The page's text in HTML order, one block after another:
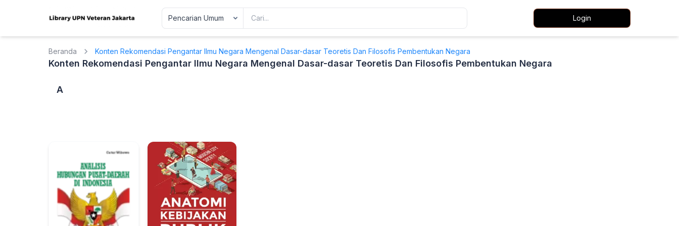
Login
Beranda Konten Rekomendasi Pengantar Ilmu Negara Mengenal Dasar-dasar Teoretis Dan Filosofis Pembentukan Negara
Konten Rekomendasi Pengantar Ilmu Negara Mengenal Dasar-dasar Teoretis Dan Filosofis Pembentukan Negara
A